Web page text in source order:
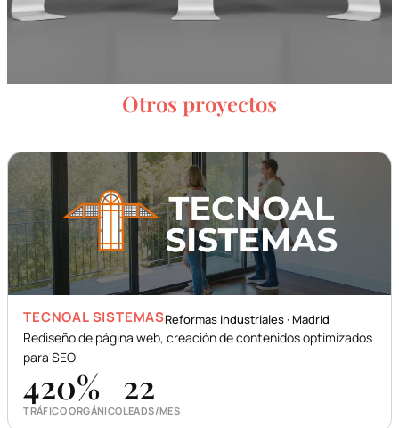
Otros proyectos
TECNOAL SISTEMASReformas industriales · Madrid
Rediseño de página web, creación de contenidos optimizados
para SEO
TRÁFICO ORGÁNICO
420%
LEADS/MES
22